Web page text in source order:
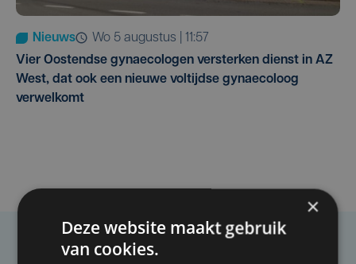
Nieuws
wo 5 augustus | 11:57
Vier Oostendse gynaecologen versterken dienst in AZ
West, dat ook een nieuwe voltijdse gynaecoloog
verwelkomt
Taalfout opgemerkt?
×
Deze website maakt gebruik
van cookies.